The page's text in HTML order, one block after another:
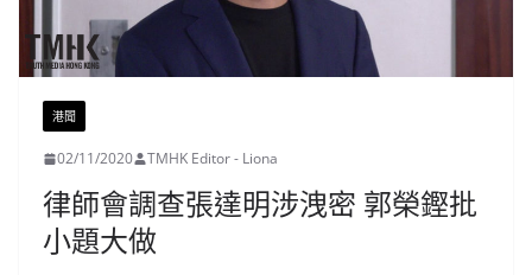
港聞
02/11/2020 TMHK Editor - Liona
律師會調查張達明涉洩密 郭榮鏗批
小題大做